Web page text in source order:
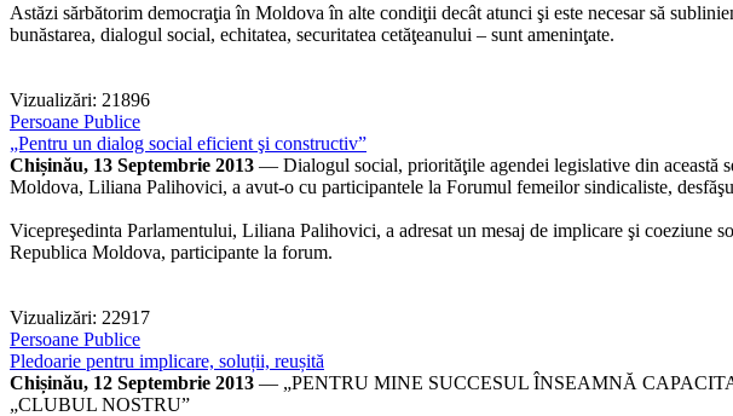
Astăzi sărbătorim democraţia în Moldova în alte condiţii decât atunci şi este necesar să
bunăstarea, dialogul social, echitatea, securitatea cetăţeanului – sunt ameninţate.
Vizualizări: 21896
Persoane Publice
„Pentru un dialog social eficient şi constructiv”
Chișinău, 13 Septembrie 2013 — Dialogul social, priorităţile agendei legislative din această
Moldova, Liliana Palihovici, a avut-o cu participantele la Forumul femeilor sindicaliste,
Vicepreşedinta Parlamentului, Liliana Palihovici, a adresat un mesaj de implicare şi coeziune
Republica Moldova, participante la forum.
Vizualizări: 22917
Persoane Publice
Pledoarie pentru implicare, soluții, reușită
Chișinău, 12 Septembrie 2013 — „PENTRU MINE SUCCESUL ÎNSEAMNĂ
„CLUBUL NOSTRU”